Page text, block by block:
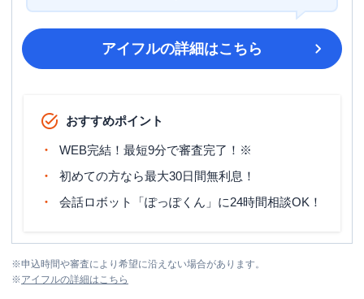
アイフルの詳細はこちら
おすすめポイント
WEB完結！最短9分で審査完了！※
初めての方なら最大30日間無利息！
会話ロボット「ぽっぽくん」に24時間相談OK！
※申込時間や審査により希望に沿えない場合があります。
※アイフルの詳細はこちら